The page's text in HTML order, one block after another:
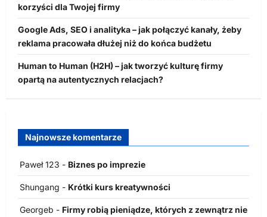
korzyści dla Twojej firmy
Google Ads, SEO i analityka – jak połączyć kanały, żeby
reklama pracowała dłużej niż do końca budżetu
Human to Human (H2H) – jak tworzyć kulturę firmy
opartą na autentycznych relacjach?
Najnowsze komentarze
Paweł 123 - Biznes po imprezie
Shungang - Krótki kurs kreatywności
Georgeb - Firmy robią pieniądze, których z zewnątrz nie